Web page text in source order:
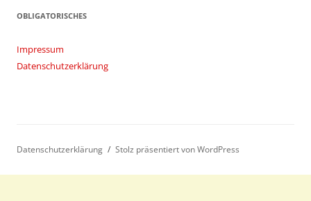
OBLIGATORISCHES
Impressum
Datenschutzerklärung
Datenschutzerklärung Stolz präsentiert von WordPress